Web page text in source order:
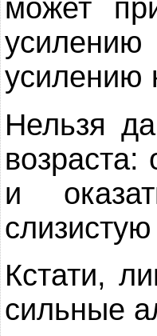
может
усилению
Нельзя
и
Кстати,
сильные